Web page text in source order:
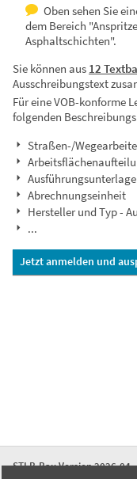
Oben sehen Sie
dem Bereich
Asphaltschichten".
Sie können aus 12
Ausschreibungstext
Für eine VOB-konforme
folgenden
Straßen-/
Abrechnungseinheit
Hersteller und Typ -
...
Jetzt anmelden und
STLB-Bau Version 2026-04